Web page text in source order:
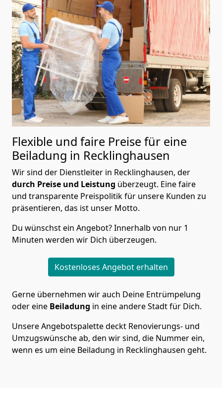
Flexible und faire Preise für eine
Beiladung in Recklinghausen
Wir sind der Dienstleiter in Recklinghausen, der
durch Preise und Leistung überzeugt. Eine faire
und transparente Preispolitik für unsere Kunden zu
präsentieren, das ist unser Motto.
Du wünschst ein Angebot? Innerhalb von nur 1
Minuten werden wir Dich überzeugen.
Kostenloses Angebot erhalten
Gerne übernehmen wir auch Deine Entrümpelung
oder eine Beiladung in eine andere Stadt für Dich.
Unsere Angebotspalette deckt Renovierungs- und
Umzugswünsche ab, den wir sind, die Nummer ein,
wenn es um eine Beiladung in Recklinghausen geht.